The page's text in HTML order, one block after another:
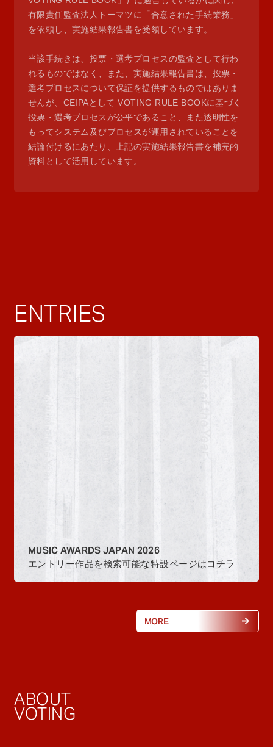
有限責任監査法人トーマツに「合意された手続業務」
を依頼し、実施結果報告書を受領しています。
当該手続きは、投票・選考プロセスの監査として行わ
れるものではなく、また、実施結果報告書は、投票・
選考プロセスについて保証を提供するものではありま
せんが、CEIPAとして VOTING RULE BOOKに基づく
投票・選考プロセスが公平であること、また透明性を
もってシステム及びプロセスが運用されていることを
結論付けるにあたり、上記の実施結果報告書を補完的
資料として活用しています。
ENTRIES
MUSIC AWARDS JAPAN 2026
エントリー作品を検索可能な特設ページはコチラ
MORE
ABOUT
VOTING